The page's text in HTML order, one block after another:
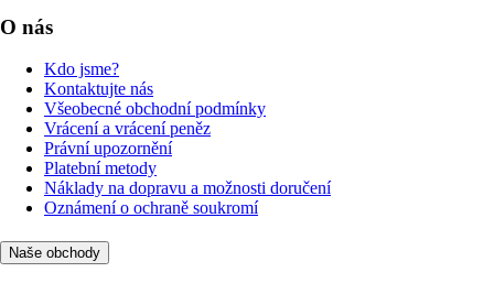
O nás
Kdo jsme?
Kontaktujte nás
Všeobecné obchodní podmínky
Vrácení a vrácení peněz
Právní upozornění
Platební metody
Náklady na dopravu a možnosti doručení
Oznámení o ochraně soukromí
Naše obchody